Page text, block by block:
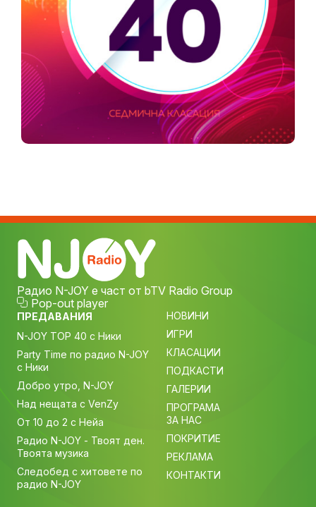
Радио N-JOY е част от bTV Radio Group
Pop-out player
ПРЕДАВАНИЯ
N-JOY TOP 40 с Ники
Party Time по радио N-JOY
с Ники
Добро утро, N-JOY
Над нещата с VenZy
От 10 до 2 с Нейа
Радио N-JOY - Твоят ден.
Твоята музика
Следобед с хитовете по
радио N-JOY
НОВИНИ
ИГРИ
КЛАСАЦИИ
ПОДКАСТИ
ГАЛЕРИИ
ПРОГРАМА
ЗА НАС
ПОКРИТИЕ
РЕКЛАМА
КОНТАКТИ